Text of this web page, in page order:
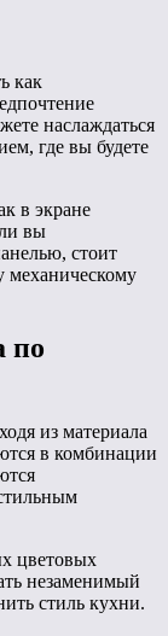
как
наслаждаться
где вы будете
в экране
вы
стоит
механическому
по
из материала
в комбинации
цветовых
незаменимый
стиль кухни.